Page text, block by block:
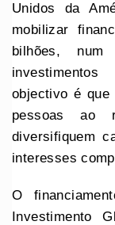
Unidos da
mobilizar
bilhões,
objectivo é
pessoas ao
diversifiquem
interesses
O
Investimento